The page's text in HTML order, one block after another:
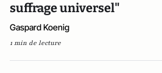
suffrage universel"
Gaspard Koenig
1 min de lecture